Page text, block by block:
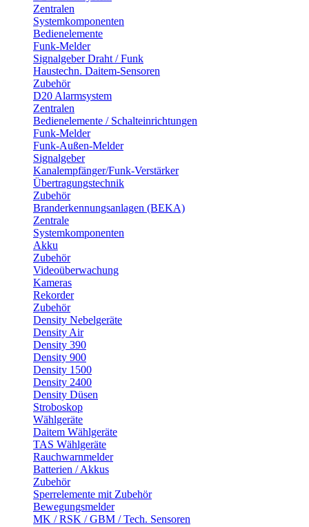
Zentralen
Systemkomponenten
Bedienelemente
Funk-Melder
Signalgeber Draht / Funk
Haustechn. Daitem-Sensoren
Zubehör
D20 Alarmsystem
Zentralen
Bedienelemente / Schalteinrichtungen
Funk-Melder
Funk-Außen-Melder
Signalgeber
Kanalempfänger/Funk-Verstärker
Übertragungstechnik
Zubehör
Branderkennungsanlagen (BEKA)
Zentrale
Systemkomponenten
Akku
Zubehör
Videoüberwachung
Kameras
Rekorder
Zubehör
Density Nebelgeräte
Density Air
Density 390
Density 900
Density 1500
Density 2400
Density Düsen
Stroboskop
Wählgeräte
Daitem Wählgeräte
TAS Wählgeräte
Rauchwarnmelder
Batterien / Akkus
Zubehör
Sperrelemente mit Zubehör
Bewegungsmelder
MK / RSK / GBM / Tech. Sensoren